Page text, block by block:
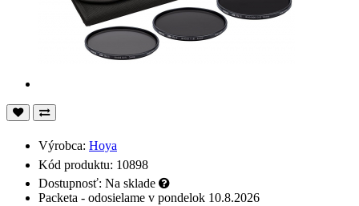
Výrobca: Hoya
Kód produktu: 10898
Dostupnosť: Na sklade
Packeta - odosielame v pondelok 10.8.2026